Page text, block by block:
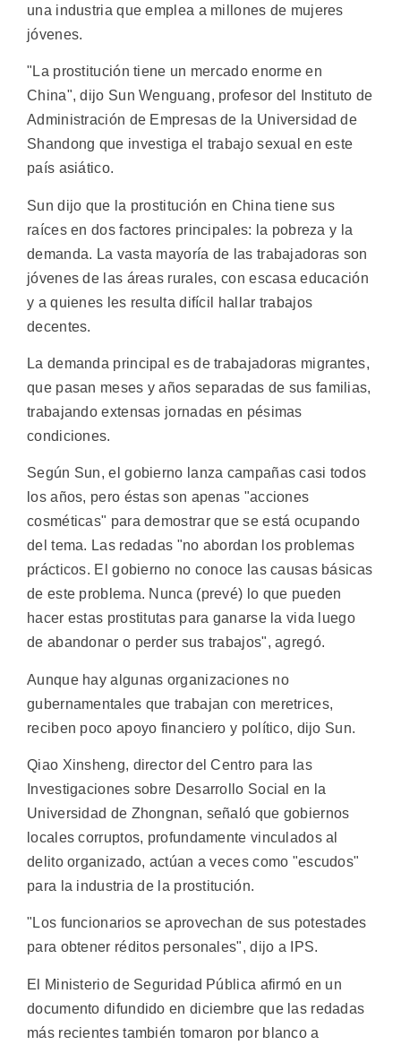
una industria que emplea a millones de mujeres
jóvenes.
"La prostitución tiene un mercado enorme en
China", dijo Sun Wenguang, profesor del Instituto de
Administración de Empresas de la Universidad de
Shandong que investiga el trabajo sexual en este
país asiático.
Sun dijo que la prostitución en China tiene sus
raíces en dos factores principales: la pobreza y la
demanda. La vasta mayoría de las trabajadoras son
jóvenes de las áreas rurales, con escasa educación
y a quienes les resulta difícil hallar trabajos
decentes.
La demanda principal es de trabajadoras migrantes,
que pasan meses y años separadas de sus familias,
trabajando extensas jornadas en pésimas
condiciones.
Según Sun, el gobierno lanza campañas casi todos
los años, pero éstas son apenas "acciones
cosméticas" para demostrar que se está ocupando
del tema. Las redadas "no abordan los problemas
prácticos. El gobierno no conoce las causas básicas
de este problema. Nunca (prevé) lo que pueden
hacer estas prostitutas para ganarse la vida luego
de abandonar o perder sus trabajos", agregó.
Aunque hay algunas organizaciones no
gubernamentales que trabajan con meretrices,
reciben poco apoyo financiero y político, dijo Sun.
Qiao Xinsheng, director del Centro para las
Investigaciones sobre Desarrollo Social en la
Universidad de Zhongnan, señaló que gobiernos
locales corruptos, profundamente vinculados al
delito organizado, actúan a veces como "escudos"
para la industria de la prostitución.
"Los funcionarios se aprovechan de sus potestades
para obtener réditos personales", dijo a IPS.
El Ministerio de Seguridad Pública afirmó en un
documento difundido en diciembre que las redadas
más recientes también tomaron por blanco a